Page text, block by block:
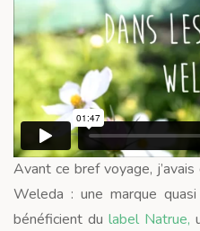
Avant ce bref voyage,
Weleda : une marque
bénéficient du label Natrue,